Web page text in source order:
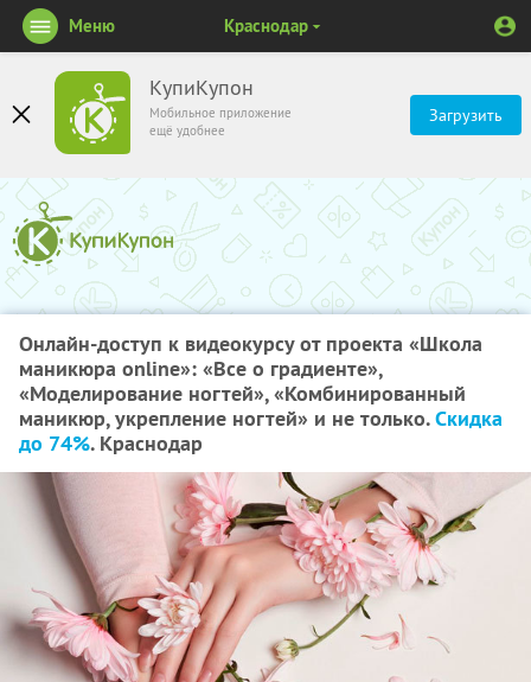
КупиКупон
Мобильное приложение
ещё удобнее
Загрузить
Меню Краснодар
Онлайн-доступ к видеокурсу от проекта «Школа
маникюра online»: «Все о градиенте»,
«Моделирование ногтей», «Комбинированный
маникюр, укрепление ногтей» и не только.Скидка
до 74%. Краснодар